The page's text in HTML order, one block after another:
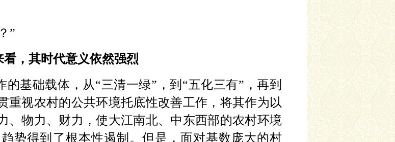
”
看，其时代意义依然强烈
的基础载体，从“三清一绿”，到“五化三有”，再到
重视农村的公共环境托底性改善工作，将其作为以
、物力、财力，使大江南北、中东西部的农村环境
势得到了根本性遏制。但是， 面对基数庞大的村